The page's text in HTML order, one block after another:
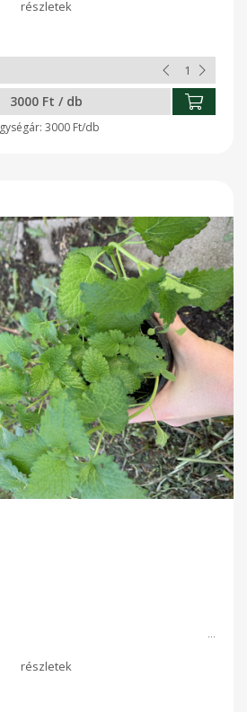
3000 Ft / db
3000 Ft/db